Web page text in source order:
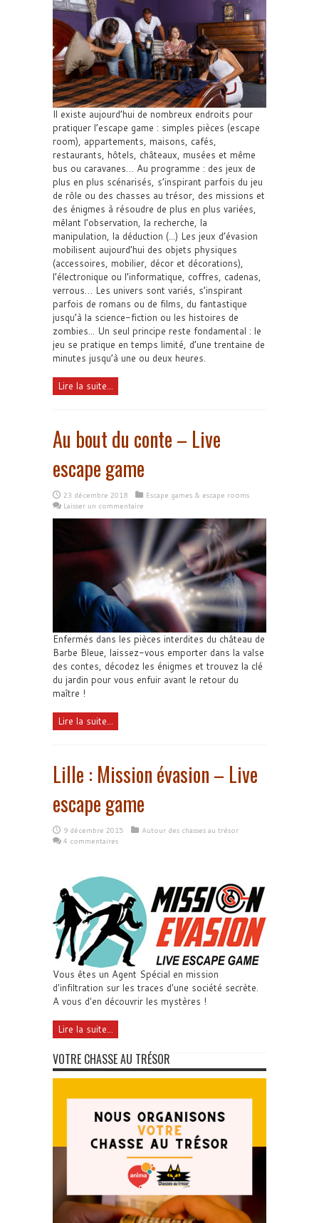
Il existe aujourd’hui de nombreux endroits pour
pratiquer l’escape game : simples pièces (escape
room), appartements, maisons, cafés,
restaurants, hôtels, châteaux, musées et même
bus ou caravanes… Au programme : des jeux de
plus en plus scénarisés, s’inspirant parfois du jeu
de rôle ou des chasses au trésor, des missions et
des énigmes à résoudre de plus en plus variées,
mêlant l’observation, la recherche, la
manipulation, la déduction (...) Les jeux d’évasion
mobilisent aujourd’hui des objets physiques
(accessoires, mobilier, décor et décorations),
l’électronique ou l’informatique, coffres, cadenas,
verrous… Les univers sont variés, s’inspirant
parfois de romans ou de films, du fantastique
jusqu’à la science-fiction ou les histoires de
zombies... Un seul principe reste fondamental : le
jeu se pratique en temps limité, d’une trentaine de
minutes jusqu’à une ou deux heures.
Lire la suite...
Au bout du conte – Live
escape game
23 décembre 2018
Escape games & escape rooms
Laisser un commentaire
Enfermés dans les pièces interdites du château de
Barbe Bleue, laissez-vous emporter dans la valse
des contes, décodez les énigmes et trouvez la clé
du jardin pour vous enfuir avant le retour du
maître !
Lire la suite...
Lille : Mission évasion – Live
escape game
9 décembre 2015
Autour des chasses au trésor
4 commentaires
Vous êtes un Agent Spécial en mission
d'infiltration sur les traces d'une société secrète.
A vous d'en découvrir les mystères !
Lire la suite...
VOTRE CHASSE AU TRÉSOR